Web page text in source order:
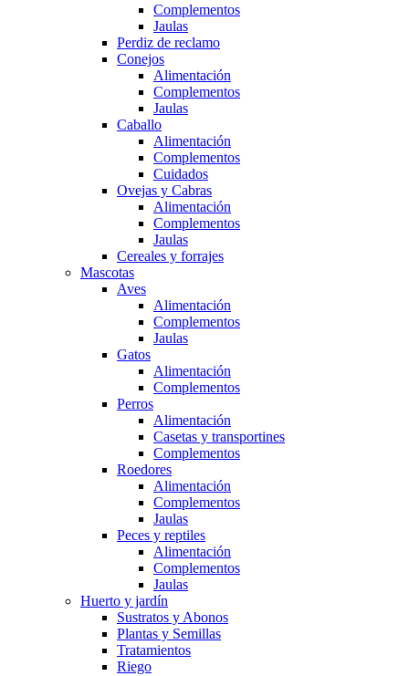
Complementos
Jaulas
Perdiz de reclamo
Conejos
Alimentación
Complementos
Jaulas
Caballo
Alimentación
Complementos
Cuidados
Ovejas y Cabras
Alimentación
Complementos
Jaulas
Cereales y forrajes
Mascotas
Aves
Alimentación
Complementos
Jaulas
Gatos
Alimentación
Complementos
Perros
Alimentación
Casetas y transportines
Complementos
Roedores
Alimentación
Complementos
Jaulas
Peces y reptiles
Alimentación
Complementos
Jaulas
Huerto y jardín
Sustratos y Abonos
Plantas y Semillas
Tratamientos
Riego